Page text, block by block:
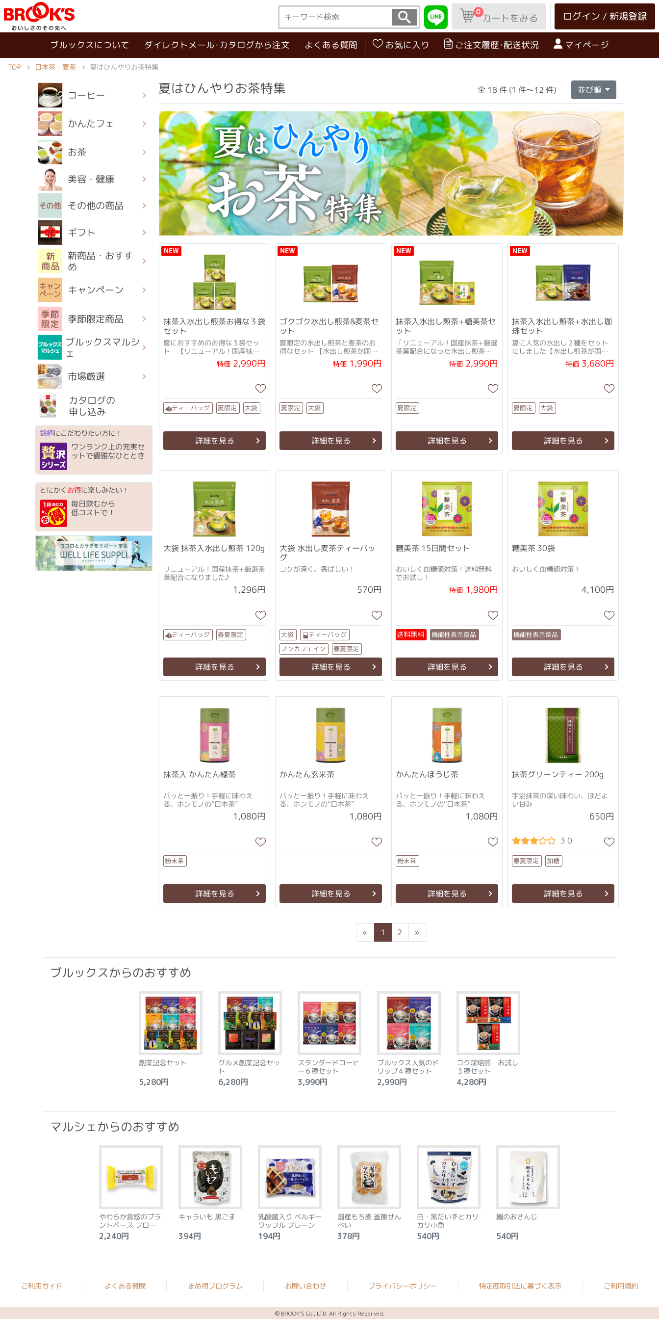
ログイン / 新規登録
0カートをみる
ブルックスについて ダイレクトメール･カタログから注文 よくある質問 お気に入り ご注文履歴･配送状況 マイページ
TOP 日本茶・麦茶 夏はひんやりお茶特集
コーヒー
かんたフェ
お茶
美容・健康
その他の商品
ギフト
新商品・おすす
め
キャンペーン
季節限定商品
ブルックスマルシ
ェ
市場厳選
カタログの
申し込み
銘柄にこだわりたい方に！
ワンランク上の充実セ
ットで優雅なひととき
とにかく お得に楽しみたい！
毎日飲むから
低コストで！
夏はひんやりお茶特集 全 18 件 (1 件～12 件) 並び順
NEW
抹茶入水出し煎茶お得な３袋
セット
夏におすすめのお得な３袋セッ
ト 【リニューアル！国産抹茶
+厳選茶葉配合になりました♪】
特価 2,990円
ティーバッグ 夏限定 大袋
詳細を見る
NEW
ゴクゴク水出し煎茶&麦茶セ
ット
夏限定の水出し煎茶と麦茶のお
得なセット 【水出し煎茶が国産
抹茶+厳選茶葉配合にリニューア
特価 1,990円
夏限定 大袋
詳細を見る
NEW
抹茶入水出し煎茶+糖美茶セ
ット
「リニューアル！国産抹茶+厳選
茶葉配合になった水出し煎茶」
と「機能性表示食品の糖美茶」
特価 2,990円
夏限定
詳細を見る
NEW
抹茶入水出し煎茶+水出し珈
琲セット
夏に人気の水出し２種をセット
にしました【水出し煎茶が国産
抹茶+厳選茶葉配合にリニューア
特価 3,680円
夏限定 大袋
詳細を見る
大袋 抹茶入水出し煎茶 120g
リニューアル！国産抹茶+厳選茶
葉配合になりました♪
1,296円
ティーバッグ 春夏限定
詳細を見る
大袋 水出し麦茶ティーバッ
グ
コクが深く、香ばしい！
570円
大袋 ティーバッグ
ノンカフェイン 春夏限定
詳細を見る
糖美茶 15日間セット
おいしく血糖値対策！送料無料
でお試し！
特価 1,980円
送料無料 機能性表示食品
詳細を見る
糖美茶 30袋
おいしく血糖値対策！
4,100円
機能性表示食品
詳細を見る
抹茶入 かんたん緑茶
パッと一振り！手軽に味わえ
る、ホンモノの”日本茶”
1,080円
粉末茶
詳細を見る
かんたん玄米茶
パッと一振り！手軽に味わえ
る、ホンモノの”日本茶”
1,080円
詳細を見る
かんたんほうじ茶
パッと一振り！手軽に味わえ
る、ホンモノの”日本茶”
1,080円
粉末茶
詳細を見る
抹茶グリーンティー 200g
宇治抹茶の深い味わい、ほどよ
い甘み
650円
3.0
春夏限定 加糖
詳細を見る
« Previous
1 2 »
ブルックスからのおすすめ
創業記念セット
5,280円
グルメ創業記念セッ
ト
6,280円
スタンダードコーヒ
ー６種セット
3,990円
ブルックス人気のド
リップ４種セット
2,990円
コク深焙煎 お試し
３種セット
4,280円
マルシェからのおすすめ
やわらか食感のプラ
ントベース フロラン
タン アーモンド&レ
モン 8個
2,240円
キャラいも 黒ごま
394円
乳酸菌入り ベルギー
ワッフル プレーン
194円
国産もち麦 釜飯せん
べい
378円
白・黒だいずとカリ
カリ小魚
540円
鰯のおさんじ
540円
ご利用ガイド よくある質問 まめ得プログラム お問い合わせ プライバシーポリシー 特定商取引法に基づく表示 ご利用規約
© BROOK'S Co., LTD. All Rights Reserved.